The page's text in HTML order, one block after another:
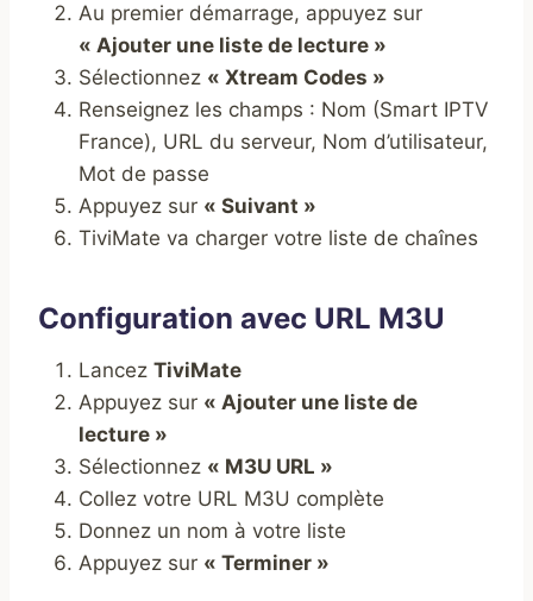
Au premier démarrage, appuyez sur
« Ajouter une liste de lecture »
Sélectionnez « Xtream Codes »
Renseignez les champs : Nom (Smart IPTV
France), URL du serveur, Nom d’utilisateur,
Mot de passe
Appuyez sur « Suivant »
TiviMate va charger votre liste de chaînes
Configuration avec URL M3U
Lancez TiviMate
Appuyez sur « Ajouter une liste de
lecture »
Sélectionnez « M3U URL »
Collez votre URL M3U complète
Donnez un nom à votre liste
Appuyez sur « Terminer »